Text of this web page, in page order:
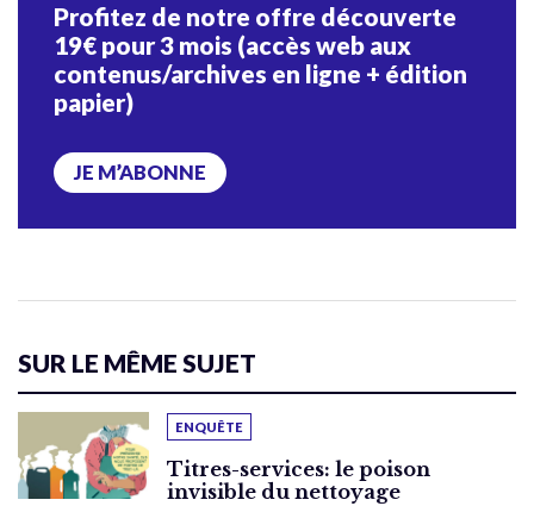
Profitez de notre offre découverte
19€ pour 3 mois (accès web aux
contenus/archives en ligne + édition
papier)
JE M’ABONNE
SUR LE MÊME SUJET
ENQUÊTE
Titres-services: le poison
invisible du nettoyage